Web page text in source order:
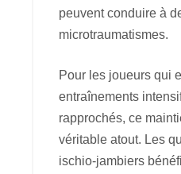
peuvent conduire à
microtraumatismes.
Pour les joueurs qui
entraînements
rapprochés, ce
véritable atout. Les
ischio-jambiers